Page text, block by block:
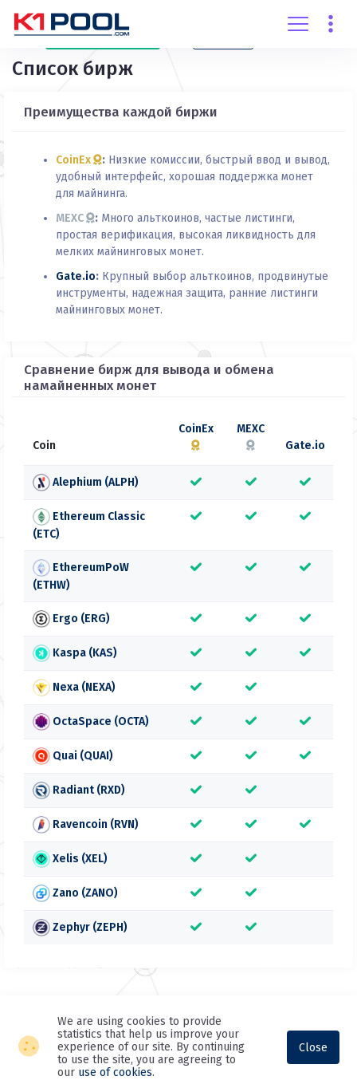
Создать
аккаунт
Список бирж
Преимущества каждой биржи
CoinEx : Низкие комиссии, быстрый ввод и вывод,
удобный интерфейс, хорошая поддержка монет
для майнинга.
MEXC
: Много альткоинов, частые листинги,
простая верификация, высокая ликвидность для
мелких майнинговых монет.
Gate.io: Крупный выбор альткоинов, продвинутые
инструменты, надежная защита, ранние листинги
майнинговых монет.
Сравнение бирж для вывода и обмена
намайненных монет
Coin
CoinEx
MEXC
Gate.io
Alephium (ALPH)
Ethereum Classic
(ETC)
EthereumPoW
(ETHW)
Ergo (ERG)
Kaspa (KAS)
Nexa (NEXA)
OctaSpace (OCTA)
Quai (QUAI)
Radiant (RXD)
Ravencoin (RVN)
Xelis (XEL)
Zano (ZANO)
Zephyr (ZEPH)
We are using cookies to provide
statistics that help us improve your
experience of our site. By continuing
to use the site, you are agreeing to
our use of cookies.
Close